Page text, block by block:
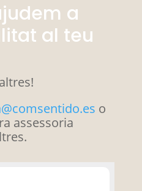
a
al teu
o
assessoria